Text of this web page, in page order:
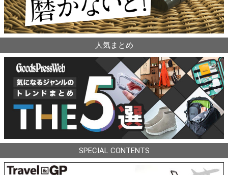
人気まとめ
SPECIAL CONTENTS